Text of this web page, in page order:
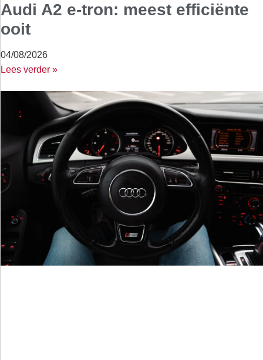
Audi A2 e-tron: meest efficiënte
ooit
04/08/2026
Lees verder »